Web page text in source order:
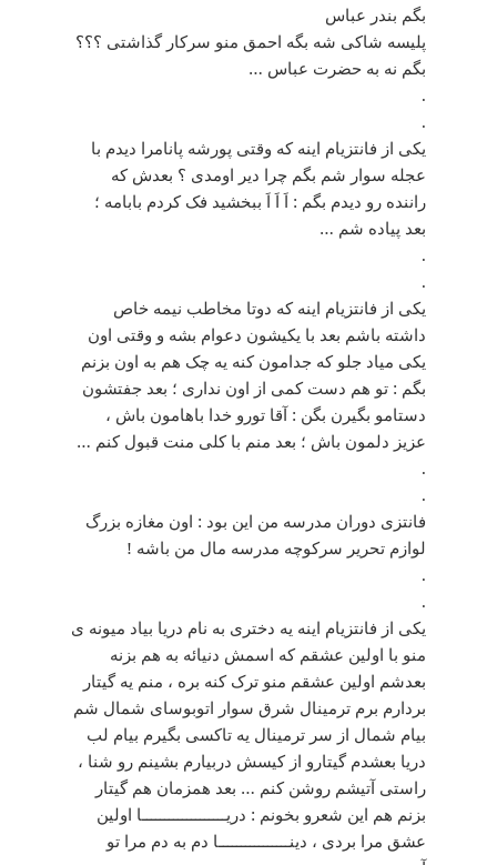
بگم بندر عباس
پلیسه شاکی شه بگه احمق منو سرکار گذاشتی ؟؟؟
بگم نه به حضرت عباس …
.
.
یکی از فانتزیام اینه که وقتی پورشه پانامرا دیدم با
عجله سوار شم بگم چرا دیر اومدی ؟ بعدش که
راننده رو دیدم بگم : اَ اَ اَ ببخشید فک کردم بابامه ؛
بعد پیاده شم …
.
.
ﯾﮑﯽ ﺍﺯ ﻓﺎﻧﺘﺰﯾﺎﻡ ﺍﯾﻨﻪ ﮐﻪ ﺩﻭﺗﺎ مخاطب نیمه خاص
ﺩﺍﺷﺘﻪ ﺑﺎﺷﻢ ﺑﻌﺪ ﺑﺎ یکیشون ﺩﻋﻮﺍﻡ ﺑﺸﻪ و وقتی ﺍﻭﻥ
ﯾﮑﯽ میاد جلو ﮐﻪ ﺟﺪﺍﻣﻮﻥ ﮐﻨﻪ ﯾﻪ ﭼﮏ ﻫﻢ ﺑﻪ ﺍﻭﻥ ﺑﺰﻧﻢ
ﺑﮕﻢ : ﺗﻮ ﻫﻢ ﺩﺳﺖ ﮐﻤﯽ ﺍﺯ ﺍﻭﻥ ﻧﺪﺍﺭﯼ ؛ ﺑﻌﺪ ﺟﻔﺘﺸﻮﻥ
ﺩﺳﺘﺎﻣﻮ ﺑﮕﯿﺮﻥ ﺑﮕﻦ : آقا تورو خدا باهامون ﺑﺎﺵ ،
ﻋﺰﯾﺰ ﺩﻟﻤﻮﻥ ﺑﺎﺵ ؛ ﺑﻌﺪ ﻣﻨﻢ با کلی منت ﻗﺒﻮﻝ ﮐﻨﻢ …
.
.
فانتزی دوران مدرسه من این بود : اون مغازه بزرگ
لوازم تحریر سرکوچه مدرسه مال من باشه !
.
.
یکی از فانتزیام اینه یه دختری به نام دریا بیاد میونه ی
منو با اولین عشقم که اسمش دنیائه به هم بزنه
بعدشم اولین عشقم منو ترک کنه بره ، منم یه گیتار
بردارم برم ترمینال شرق سوار اتوبوسای شمال شم
بیام شمال از سر ترمینال یه تاکسی بگیرم بیام لب
دریا بعشدم گیتارو از کیسش دربیارم بشینم رو شنا ،
راستی آتیشم روشن کنم … بعد همزمان هم گیتار
بزنم هم این شعرو بخونم : دریـــــــــــــــــــا اولین
عشق مرا بردی ، دینــــــــــــــــا دم به دم مرا تو